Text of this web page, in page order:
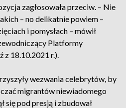
zagłosowała przeciw. – Nie
– no delikatnie powiem –
i pomysłach – mówił
Platformy
18.10.2021 r.).
wezwania celebrytów, by
migrantów niewiadomego
się pod presją i zbudował